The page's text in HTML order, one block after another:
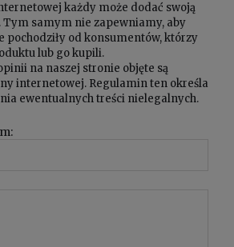
każdy może dodać swoją
Tym samym nie zapewniamy, aby
pochodziły od konsumentów, którzy
lub go kupili.
na naszej stronie objęte są
internetowej. Regulamin ten określa
ewentualnych treści nielegalnych.